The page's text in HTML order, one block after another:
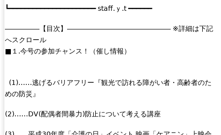
┗━━━━━━━━━━━━━━━━━━━━━━ staff.ｙ.t ━━━━━━
―――――【目次】――――――――――――――― ※詳細は下記
へスクロール
■１.今号の参加チャンス！（催し情報）
(1)……逃げるバリアフリー『観光で訪れる障がい者・高齢者のた
めの防災』
(2)……DV(配偶者間暴力)防止について考える講座